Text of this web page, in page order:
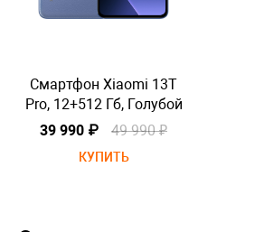
Смартфон Xiaomi 13T
Pro, 12+512 Гб, Голубой
39 990 ₽
49 990 ₽
КУПИТЬ